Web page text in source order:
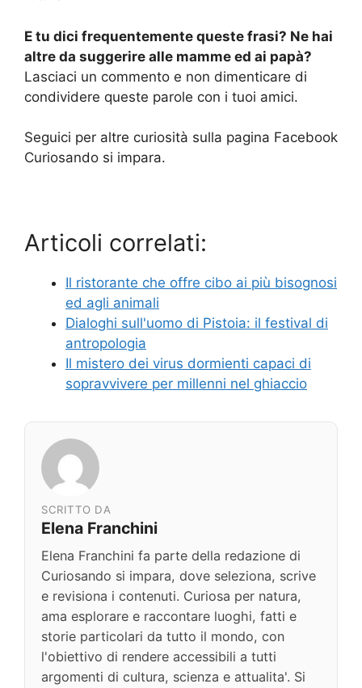
E tu dici frequentemente queste frasi? Ne hai
altre da suggerire alle mamme ed ai papà?
Lasciaci un commento e non dimenticare di
condividere queste parole con i tuoi amici.
Seguici per altre curiosità sulla pagina Facebook
Curiosando si impara.
Articoli correlati:
Il ristorante che offre cibo ai più bisognosi
ed agli animali
Dialoghi sull'uomo di Pistoia: il festival di
antropologia
Il mistero dei virus dormienti capaci di
sopravvivere per millenni nel ghiaccio
SCRITTO DA
Elena Franchini
Elena Franchini fa parte della redazione di
Curiosando si impara, dove seleziona, scrive
e revisiona i contenuti. Curiosa per natura,
ama esplorare e raccontare luoghi, fatti e
storie particolari da tutto il mondo, con
l'obiettivo di rendere accessibili a tutti
argomenti di cultura, scienza e attualita'. Si